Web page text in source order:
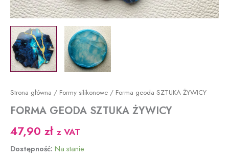
Strona główna / Formy silikonowe / Forma geoda SZTUKA ŻYWICY
FORMA GEODA SZTUKA ŻYWICY
47,90 zł z VAT
Dostępność: Na stanie